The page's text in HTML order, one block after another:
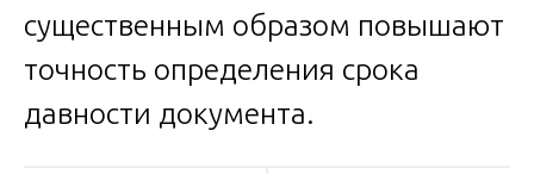
существенным образом повышают
точность определения срока
давности документа.